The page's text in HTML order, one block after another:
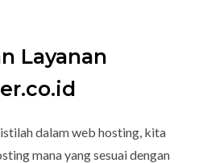
Layanan
dalam web hosting, kita
mana yang sesuai dengan